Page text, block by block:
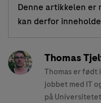
Denne artikkelen er
kan derfor
Thomas
Thomas er
jobbet med IT
på